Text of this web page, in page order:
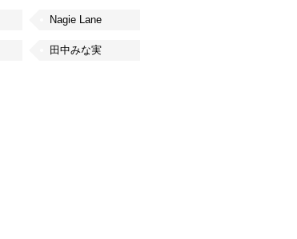
Nagie Lane
田中みな実